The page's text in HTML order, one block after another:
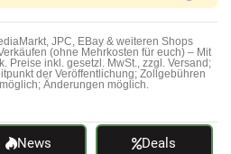
JPC, EBay & weiteren Shops
(ohne Mehrkosten für euch) – Mit
Preise inkl. gesetzl. MwSt., zzgl. Versand;
der Veröffentlichung; Zollgebühren
Änderungen möglich.
News Deals